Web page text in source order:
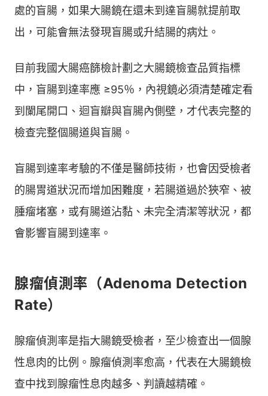
處的盲腸，如果大腸鏡在還未到達盲腸就提前取
出，可能會無法發現盲腸或升結腸的病灶。
目前我國大腸癌篩檢計劃之大腸鏡檢查品質指標
中，盲腸到達率應 ≥95％，內視鏡必須清楚確定看
到闌尾開口、迴盲瓣與盲腸內側壁，才代表完整的
檢查完整個腸道與盲腸。
盲腸到達率考驗的不僅是醫師技術，也會因受檢者
的腸胃道狀況而增加困難度，若腸道過於狹窄、被
腫瘤堵塞，或有腸道沾黏、未完全清潔等狀況，都
會影響盲腸到達率。
腺瘤偵測率（Adenoma Detection
Rate）
腺瘤偵測率是指大腸鏡受檢者，至少檢查出一個腺
性息肉的比例。腺瘤偵測率愈高，代表在大腸鏡檢
查中找到腺瘤性息肉越多、判讀越精確。